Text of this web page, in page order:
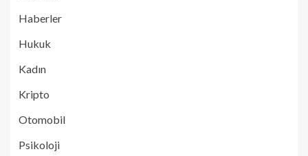
Haberler
Hukuk
Kadın
Kripto
Otomobil
Psikoloji